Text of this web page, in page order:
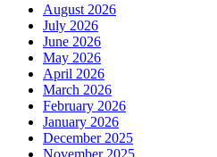
August 2026
July 2026
June 2026
May 2026
April 2026
March 2026
February 2026
January 2026
December 2025
November 2025